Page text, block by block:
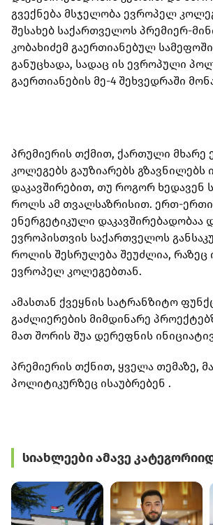
გვექნება მსჯელობა ევროპელ
შესახებ საქართველოს პრემიერ-
კობახიძემ გაერთიანებულ
განუცხადა, სადაც ის ევროპული
გაერთიანების მე-4 შეხვედრაში
პრემიერის თქმით, ქართული მხარე
კოლეგებს გაუზიარებს გზავნილებს
დაკავშირებით, თუ როგორ ხედავენ
როლს ამ თვალსაზრისით. ერთ-ერთი
ენერგეტიკული დაკავშირებადობაა
ევროპისთვის საქართველოს
როლის შესრულება შეუძლია, რაზეც
ევროპელ კოლეგებთან.
ამასთან ქვეყნის სატრანზიტო
გაძლიერების მიმდინარე
მათ შორის შუა დერეფნის
პრემიერის თქნით, ყველა თემაზე,
პოლიტიკურზეც ისაუბრებენ .
სიახლეები ამავე